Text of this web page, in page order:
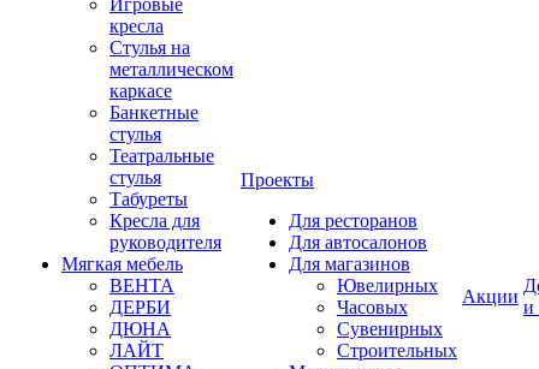
Игровые
кресла
Стулья на
металлическом
каркасе
Банкетные
стулья
Театральные
стулья
Табуреты
Кресла для
руководителя
Мягкая мебель
ВЕНТА
ДЕРБИ
ДЮНА
ЛАЙТ
Проекты
Для ресторанов
Для автосалонов
Для магазинов
Ювелирных
Часовых
Сувенирных
Строительных
Акции
и